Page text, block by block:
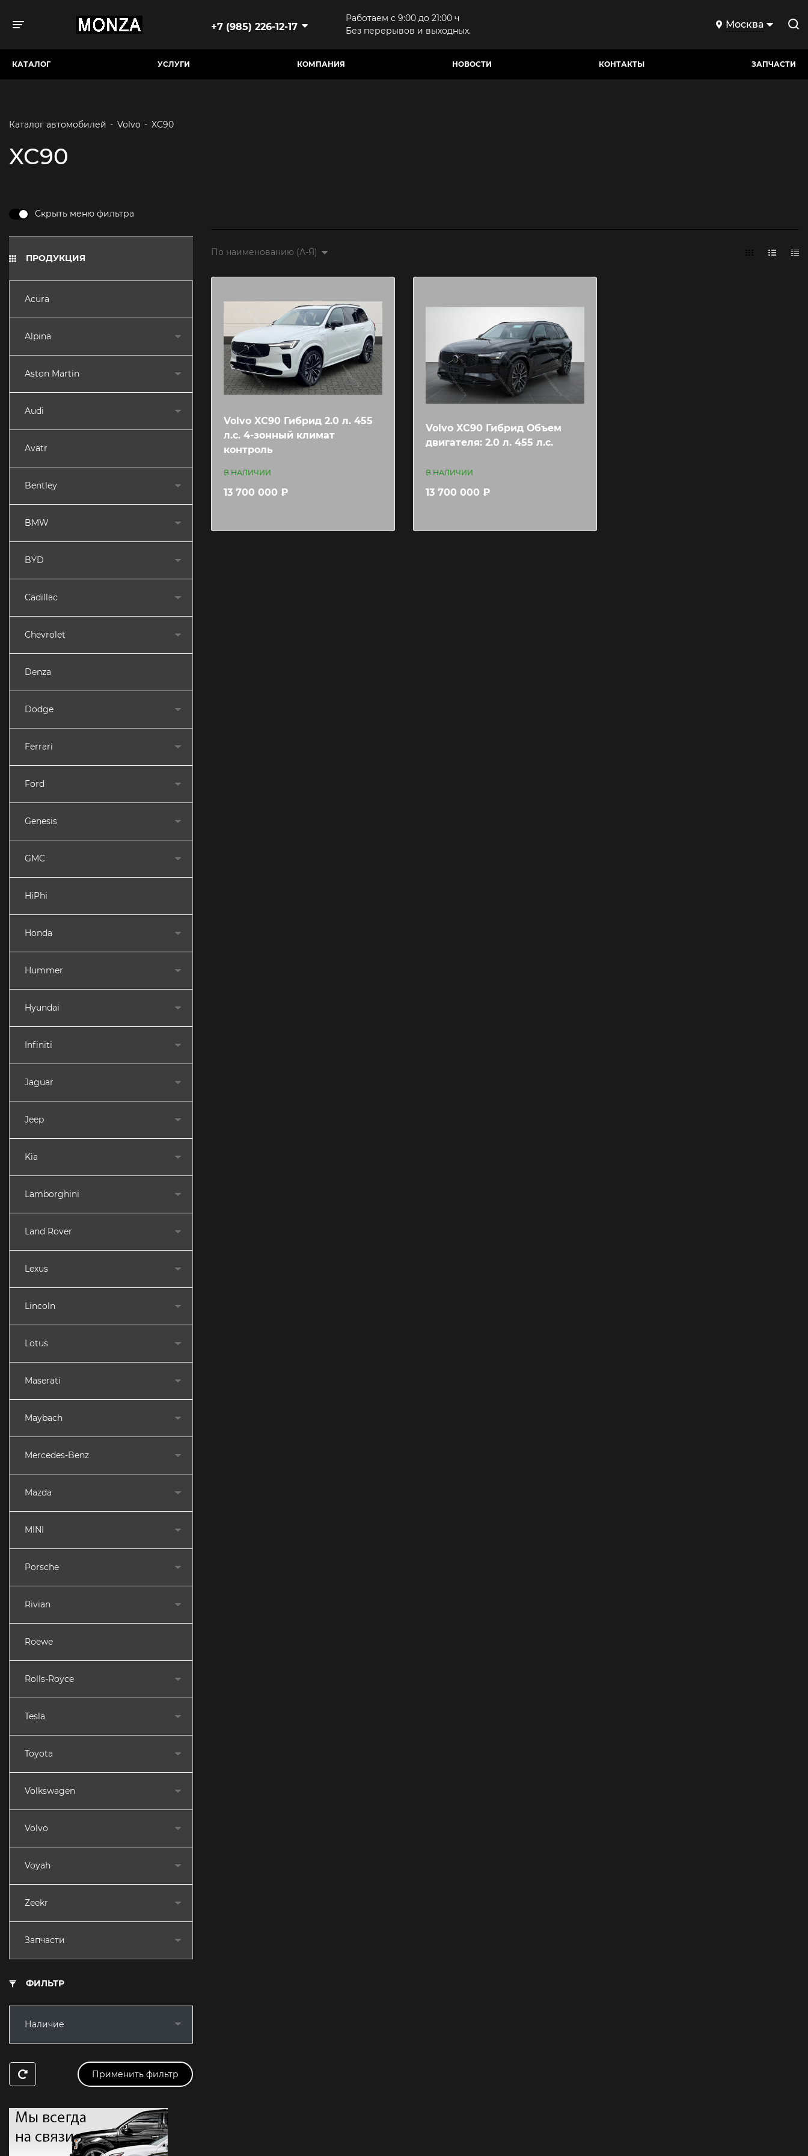
Toggle navigation +7 (985) 226-12-17
Работаем с 9:00 до 21:00 ч
Без перерывов и выходных.
Москва
КАТАЛОГ УСЛУГИ КОМПАНИЯ НОВОСТИ КОНТАКТЫ ЗАПЧАСТИ
Каталог автомобилей - Volvo - XC90
XC90
Скрыть меню фильтра
ПРОДУКЦИЯ
Acura
Alpina
Aston Martin
Audi
Avatr
Bentley
BMW
BYD
Cadillac
Chevrolet
Denza
Dodge
Ferrari
Ford
Genesis
GMC
HiPhi
Honda
Hummer
Hyundai
Infiniti
Jaguar
Jeep
Kia
Lamborghini
Land Rover
Lexus
Lincoln
Lotus
Maserati
Maybach
Mercedes-Benz
Mazda
MINI
Porsche
Rivian
Roewe
Rolls-Royce
Tesla
Toyota
Volkswagen
Volvo
Voyah
Zeekr
Запчасти
ФИЛЬТР
Наличие
По наименованию (А-Я)
Volvo XC90 Гибрид 2.0 л. 455
л.c. 4-зонный климат
контроль
В НАЛИЧИИ
13 700 000 ₽
Volvo XC90 Гибрид Объем
двигателя: 2.0 л. 455 л.c.
В НАЛИЧИИ
13 700 000 ₽